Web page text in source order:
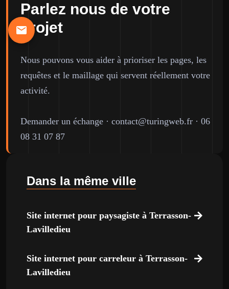
Parlez nous de votre
projet
Nous pouvons vous aider à prioriser les pages, les
requêtes et le maillage qui servent réellement votre
activité.
Demander un échange · contact@turingweb.fr · 06
08 31 07 87
Dans la même ville
Site internet pour paysagiste à Terrasson-
Lavilledieu
Site internet pour carreleur à Terrasson-
Lavilledieu